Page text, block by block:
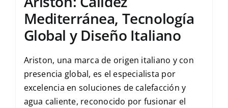
Mediterránea, Tecnología
Global y Diseño Italiano
Ariston, una marca de origen italiano y con
presencia global, es el especialista por
excelencia en soluciones de calefacción y
agua caliente, reconocido por fusionar el